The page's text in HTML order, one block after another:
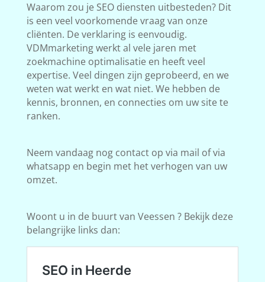
Waarom zou je SEO diensten uitbesteden? Dit
is een veel voorkomende vraag van onze
cliënten. De verklaring is eenvoudig.
VDMmarketing werkt al vele jaren met
zoekmachine optimalisatie en heeft veel
expertise. Veel dingen zijn geprobeerd, en we
weten wat werkt en wat niet. We hebben de
kennis, bronnen, en connecties om uw site te
ranken.
Neem vandaag nog contact op via mail of via
whatsapp en begin met het verhogen van uw
omzet.
Woont u in de buurt van Veessen ? Bekijk deze
belangrijke links dan: